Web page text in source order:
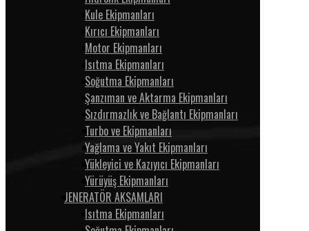
Kule Ekipmanları
Kırıcı Ekipmanları
Motor Ekipmanları
Isıtma Ekipmanları
Soğutma Ekipmanları
Şanzıman ve Aktarma Ekipmanları
Sızdırmazlık ve Bağlantı Ekipmanları
Turbo ve Ekipmanları
Yağlama ve Yakıt Ekipmanları
Yükleyici ve Kazıyıcı Ekipmanları
Yürüyüş Ekipmanları
JENERATÖR AKSAMLARI
Isıtma Ekipmanları